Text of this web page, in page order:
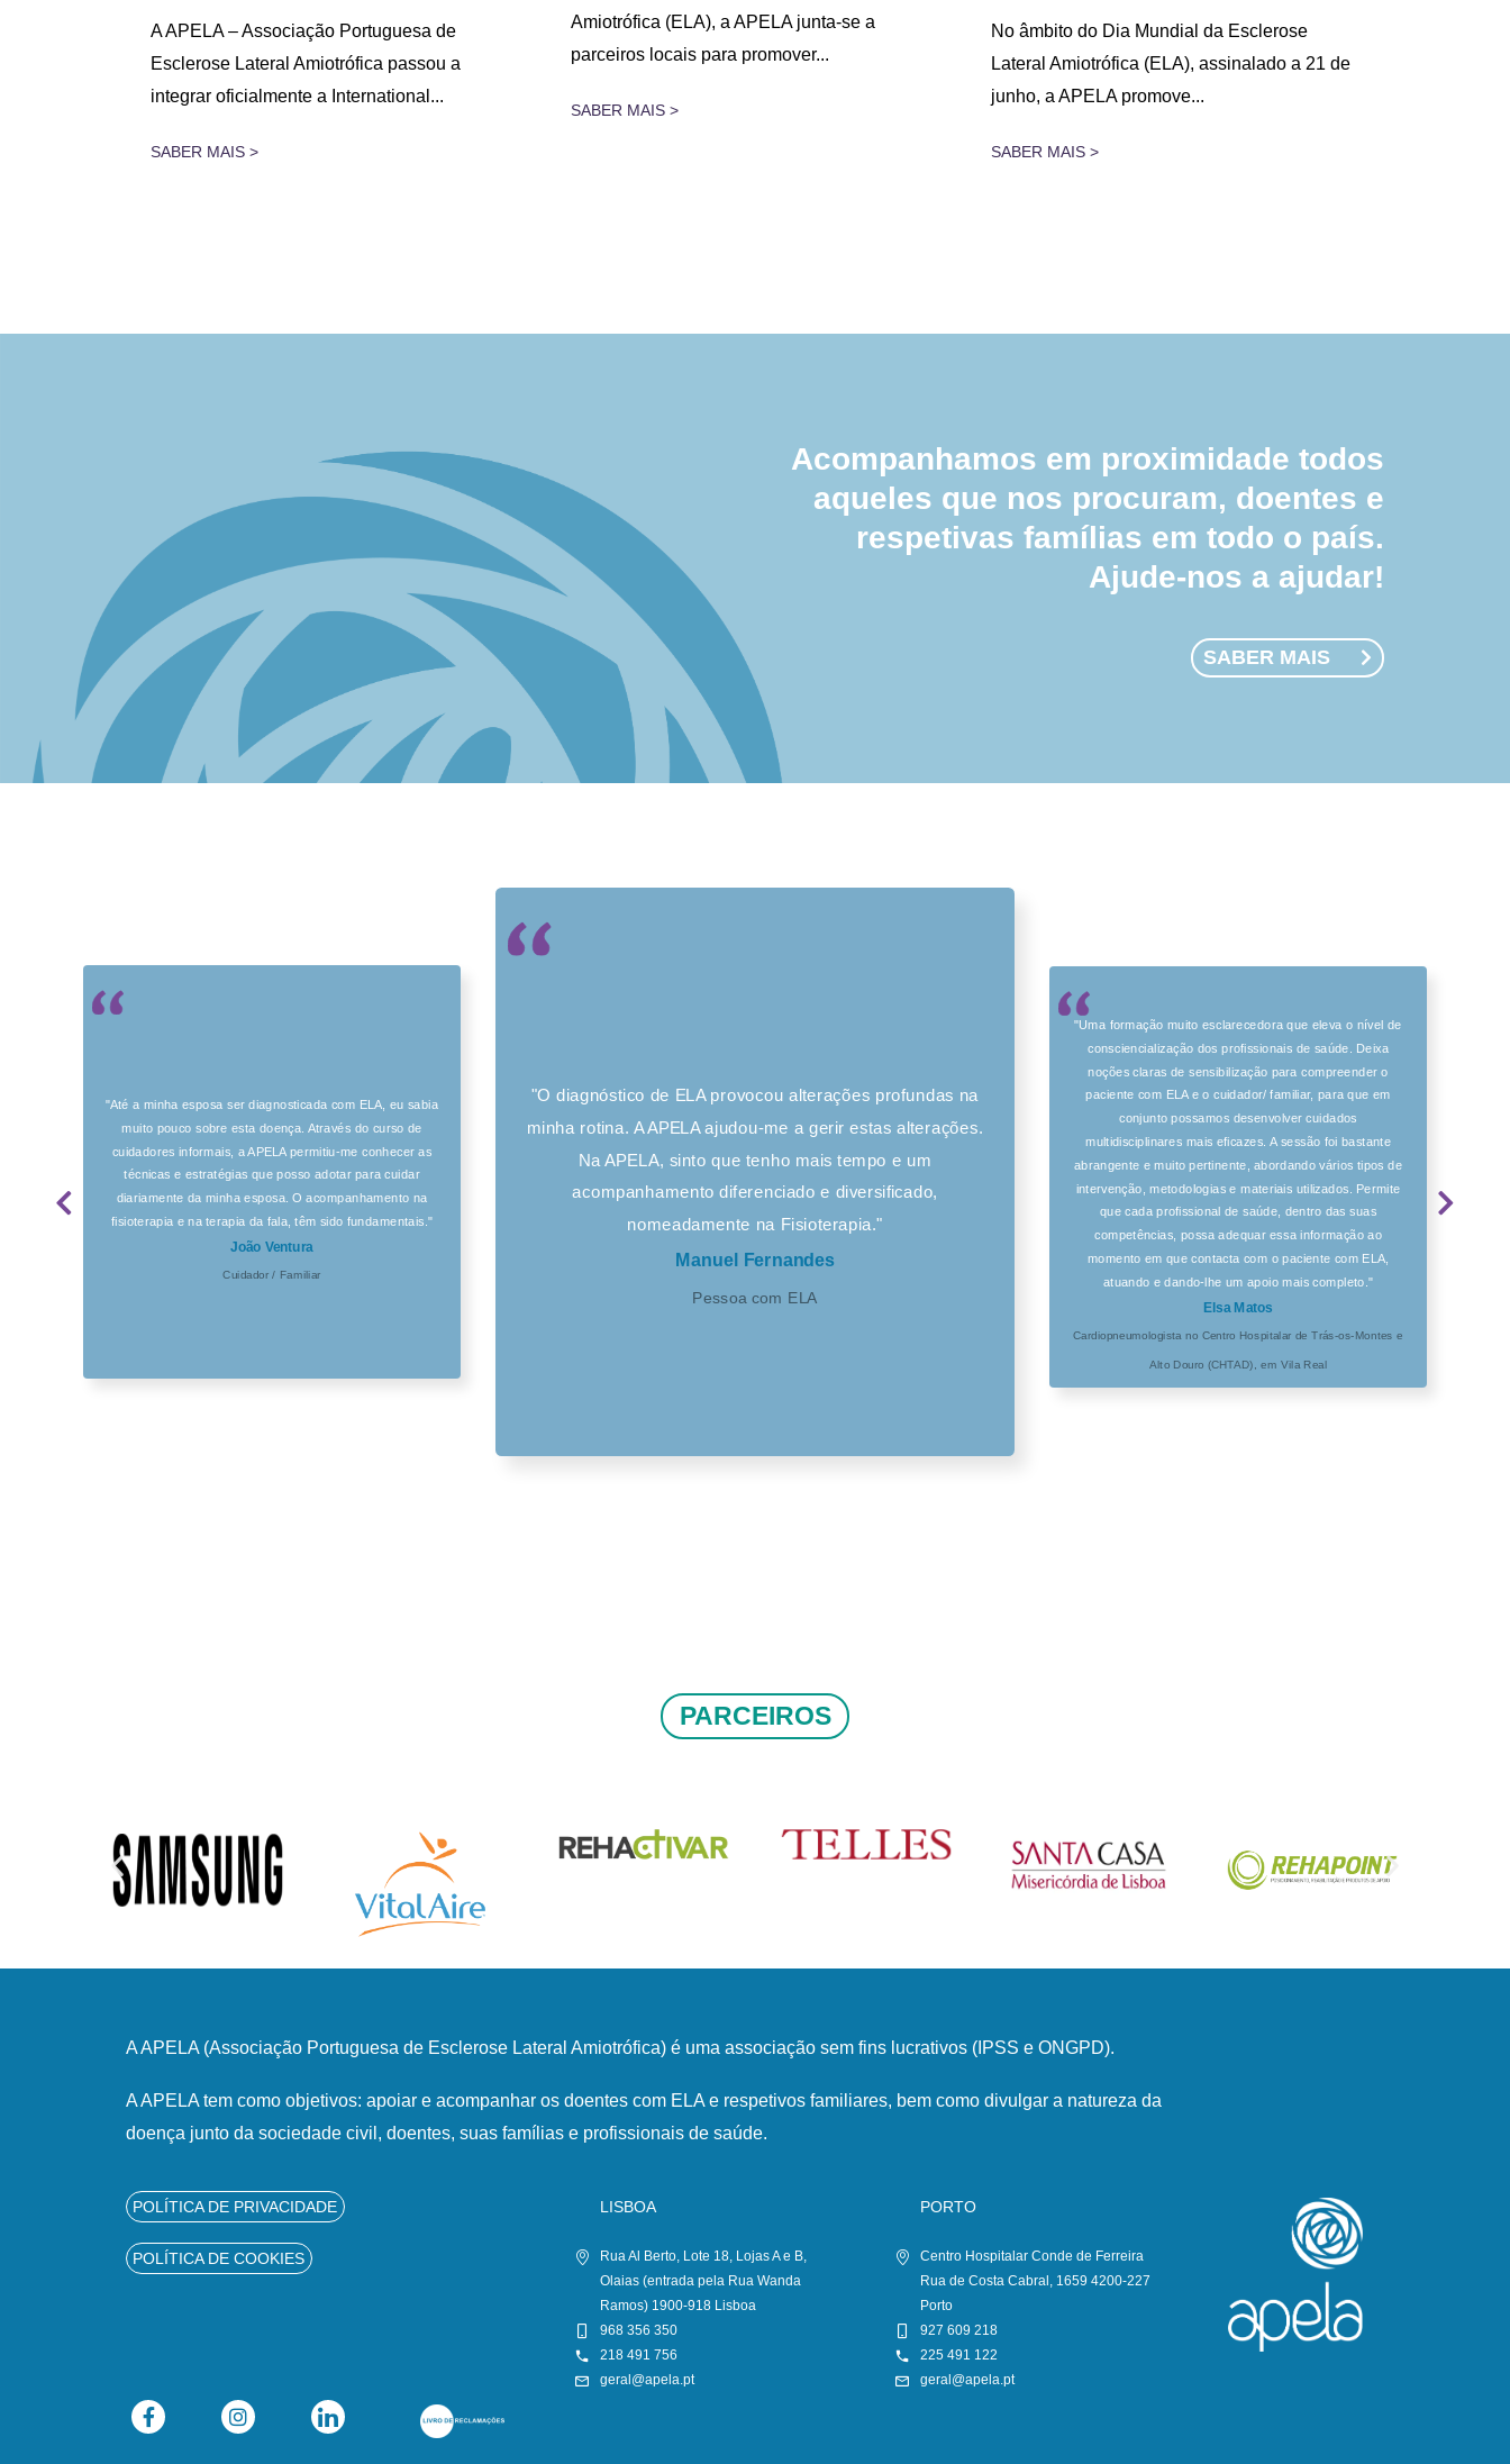
A APELA – Associação Portuguesa de
Esclerose Lateral Amiotrófica passou a
integrar oficialmente a International...
SABER MAIS >
Amiotrófica (ELA), a APELA junta-se a
parceiros locais para promover...
SABER MAIS >
No âmbito do Dia Mundial da Esclerose
Lateral Amiotrófica (ELA), assinalado a 21 de
junho, a APELA promove...
SABER MAIS >
Acompanhamos em proximidade todos
aqueles que nos procuram, doentes e
respetivas famílias em todo o país.
Ajude-nos a ajudar!
SABER MAIS
"Até a minha esposa ser diagnosticada com ELA, eu sabia
muito pouco sobre esta doença. Através do curso de
cuidadores informais, a APELA permitiu-me conhecer as
técnicas e estratégias que posso adotar para cuidar
diariamente da minha esposa. O acompanhamento na
fisioterapia e na terapia da fala, têm sido fundamentais."
João Ventura
Cuidador / Familiar
"O diagnóstico de ELA provocou alterações profundas na
minha rotina. A APELA ajudou-me a gerir estas alterações.
Na APELA, sinto que tenho mais tempo e um
acompanhamento diferenciado e diversificado,
nomeadamente na Fisioterapia."
Manuel Fernandes
Pessoa com ELA
"Uma formação muito esclarecedora que eleva o nível de
consciencialização dos profissionais de saúde. Deixa
noções claras de sensibilização para compreender o
paciente com ELA e o cuidador/ familiar, para que em
conjunto possamos desenvolver cuidados
multidisciplinares mais eficazes. A sessão foi bastante
abrangente e muito pertinente, abordando vários tipos de
intervenção, metodologias e materiais utilizados. Permite
que cada profissional de saúde, dentro das suas
competências, possa adequar essa informação ao
momento em que contacta com o paciente com ELA,
atuando e dando-lhe um apoio mais completo."
Elsa Matos
Cardiopneumologista no Centro Hospitalar de Trás-os-Montes e
Alto Douro (CHTAD), em Vila Real
PARCEIROS
A APELA (Associação Portuguesa de Esclerose Lateral Amiotrófica) é uma associação sem fins lucrativos (IPSS e ONGPD).
A APELA tem como objetivos: apoiar e acompanhar os doentes com ELA e respetivos familiares, bem como divulgar a natureza da
doença junto da sociedade civil, doentes, suas famílias e profissionais de saúde.
POLÍTICA DE PRIVACIDADE
POLÍTICA DE COOKIES
LISBOA
Rua Al Berto, Lote 18, Lojas A e B,
Olaias (entrada pela Rua Wanda
Ramos) 1900-918 Lisboa
968 356 350
218 491 756
geral@apela.pt
PORTO
Centro Hospitalar Conde de Ferreira
Rua de Costa Cabral, 1659 4200-227
Porto
927 609 218
225 491 122
geral@apela.pt